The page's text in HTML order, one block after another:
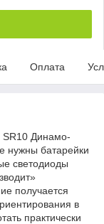
Оплата
Динамо-
нужны батарейки
светодиоды
получается
в
практически